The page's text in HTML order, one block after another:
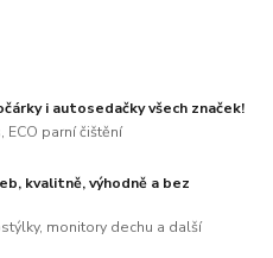
i autosedačky všech značek!
ECO parní čištění
kvalitně, výhodně a bez
monitory dechu a další